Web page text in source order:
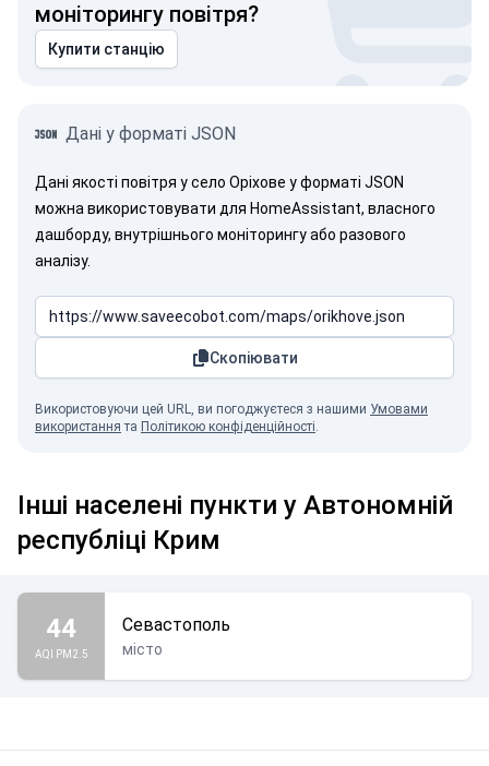
моніторингу повітря?
Купити станцію
Дані у форматі JSON
Дані якості повітря у село Оріхове у форматі JSON
можна використовувати для HomeAssistant, власного
дашборду, внутрішнього моніторингу або разового
аналізу.
Скопіювати
Використовуючи цей URL, ви погоджуєтеся з нашими Умовами
використання та Політикою конфіденційності.
Інші населені пункти у Автономній
республіці Крим
44
AQI PM2.5
Севастополь
місто